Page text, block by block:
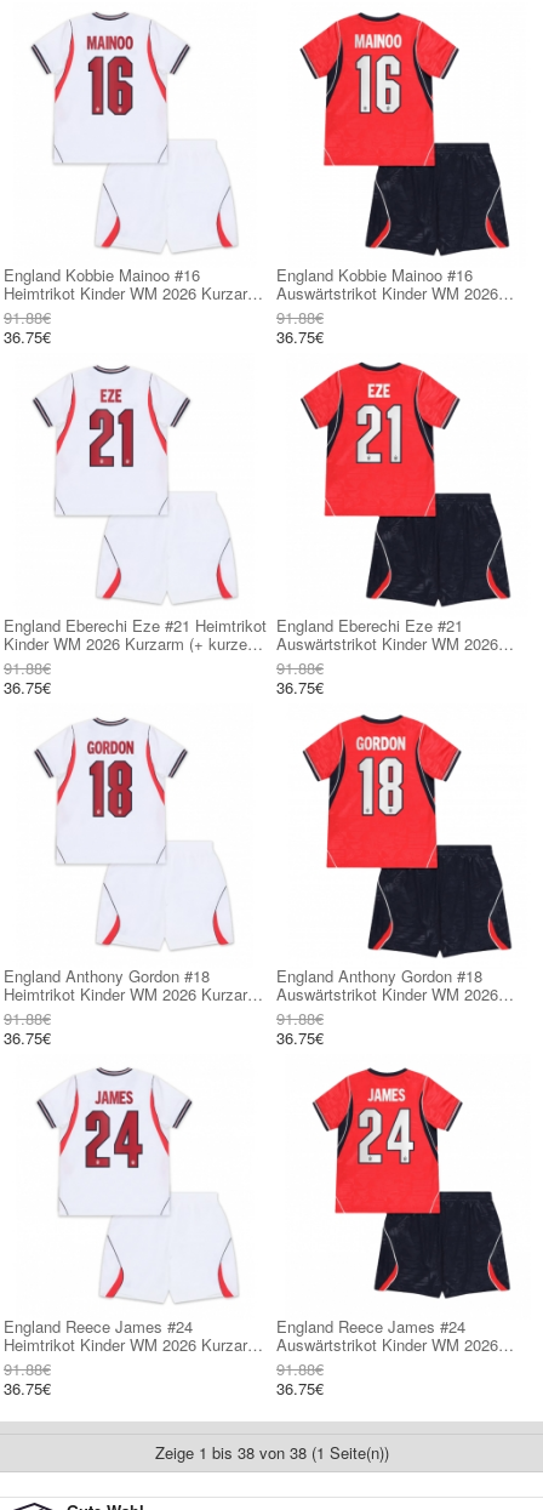
England Kobbie Mainoo #16
Heimtrikot Kinder WM 2026 Kurzarm
(+ kurze hosen)
91.88€
36.75€
England Kobbie Mainoo #16
Auswärtstrikot Kinder WM 2026
Kurzarm (+ kurze hosen)
91.88€
36.75€
England Eberechi Eze #21 Heimtrikot
Kinder WM 2026 Kurzarm (+ kurze
hosen)
91.88€
36.75€
England Eberechi Eze #21
Auswärtstrikot Kinder WM 2026
Kurzarm (+ kurze hosen)
91.88€
36.75€
England Anthony Gordon #18
Heimtrikot Kinder WM 2026 Kurzarm
(+ kurze hosen)
91.88€
36.75€
England Anthony Gordon #18
Auswärtstrikot Kinder WM 2026
Kurzarm (+ kurze hosen)
91.88€
36.75€
England Reece James #24
Heimtrikot Kinder WM 2026 Kurzarm
(+ kurze hosen)
91.88€
36.75€
England Reece James #24
Auswärtstrikot Kinder WM 2026
Kurzarm (+ kurze hosen)
91.88€
36.75€
Zeige 1 bis 38 von 38 (1 Seite(n))